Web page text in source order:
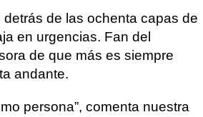
de las ochenta capas de
en urgencias. Fan del
de que más es siempre
andante.
persona”, comenta nuestra